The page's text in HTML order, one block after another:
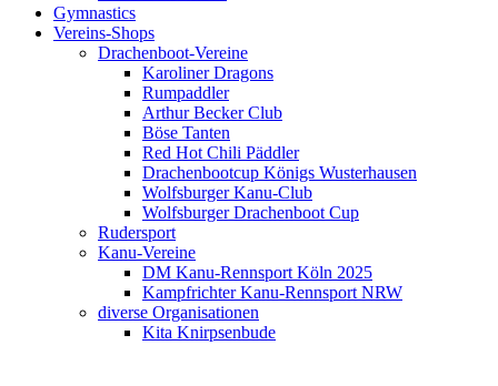
Gymnastics
Vereins-Shops
Drachenboot-Vereine
Karoliner Dragons
Rumpaddler
Arthur Becker Club
Böse Tanten
Red Hot Chili Päddler
Drachenbootcup Königs Wusterhausen
Wolfsburger Kanu-Club
Wolfsburger Drachenboot Cup
Rudersport
Kanu-Vereine
DM Kanu-Rennsport Köln 2025
Kampfrichter Kanu-Rennsport NRW
diverse Organisationen
Kita Knirpsenbude